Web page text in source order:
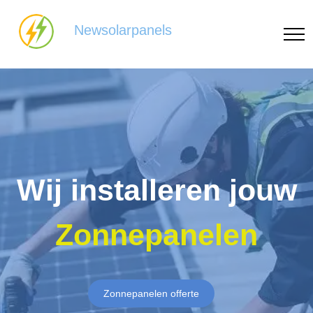
Newsolarpanels
Wij installeren jouw
Zonnepanelen
Zonnepanelen offerte